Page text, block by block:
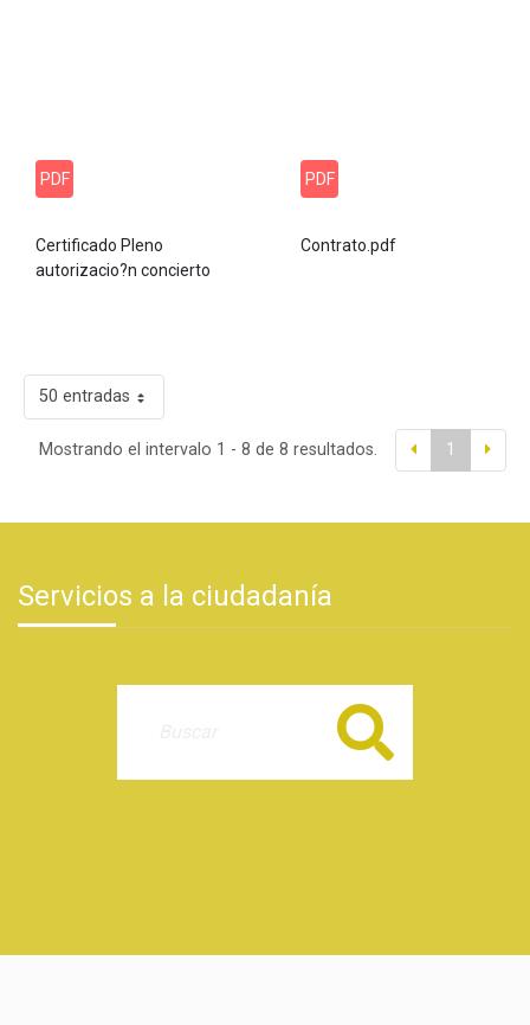
PDF
Certificado Pleno
autorizacio?n concierto
PDF
Contrato.pdf
50 entradas
Mostrando el intervalo 1 - 8 de 8 resultados. 1
Servicios a la ciudadanía
Buscar